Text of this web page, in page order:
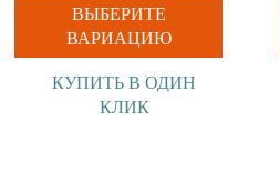
ВЫБЕРИТЕ
ВАРИАЦИЮ
КУПИТЬ В ОДИН
КЛИК